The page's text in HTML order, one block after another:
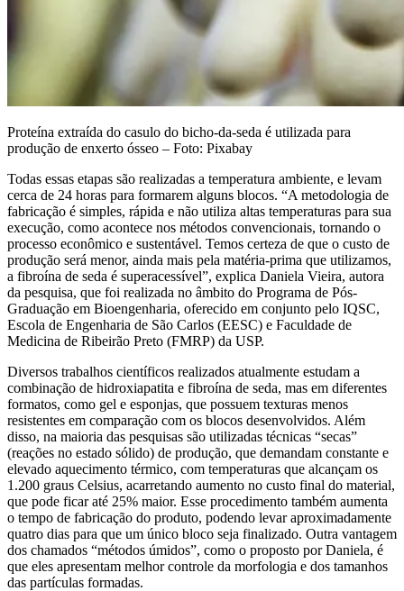
Proteína extraída do casulo do bicho-da-seda é utilizada para
produção de enxerto ósseo – Foto: Pixabay
Todas essas etapas são realizadas a temperatura ambiente, e levam
cerca de 24 horas para formarem alguns blocos. “A metodologia de
fabricação é simples, rápida e não utiliza altas temperaturas para sua
execução, como acontece nos métodos convencionais, tornando o
processo econômico e sustentável. Temos certeza de que o custo de
produção será menor, ainda mais pela matéria-prima que utilizamos,
a fibroína de seda é superacessível”, explica Daniela Vieira, autora
da pesquisa, que foi realizada no âmbito do Programa de Pós-
Graduação em Bioengenharia, oferecido em conjunto pelo IQSC,
Escola de Engenharia de São Carlos (EESC) e Faculdade de
Medicina de Ribeirão Preto (FMRP) da USP.
Diversos trabalhos científicos realizados atualmente estudam a
combinação de hidroxiapatita e fibroína de seda, mas em diferentes
formatos, como gel e esponjas, que possuem texturas menos
resistentes em comparação com os blocos desenvolvidos. Além
disso, na maioria das pesquisas são utilizadas técnicas “secas”
(reações no estado sólido) de produção, que demandam constante e
elevado aquecimento térmico, com temperaturas que alcançam os
1.200 graus Celsius, acarretando aumento no custo final do material,
que pode ficar até 25% maior. Esse procedimento também aumenta
o tempo de fabricação do produto, podendo levar aproximadamente
quatro dias para que um único bloco seja finalizado. Outra vantagem
dos chamados “métodos úmidos”, como o proposto por Daniela, é
que eles apresentam melhor controle da morfologia e dos tamanhos
das partículas formadas.